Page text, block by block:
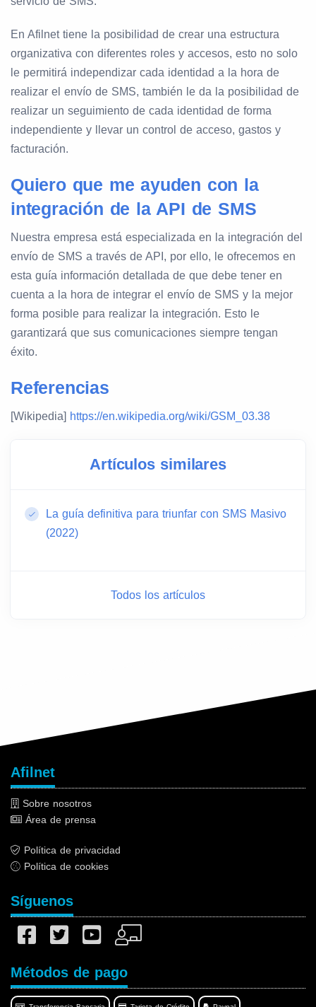
En Afilnet tiene la posibilidad de crear una estructura
organizativa con diferentes roles y accesos, esto no solo
le permitirá independizar cada identidad a la hora de
realizar el envío de SMS, también le da la posibilidad de
realizar un seguimiento de cada identidad de forma
independiente y llevar un control de acceso, gastos y
facturación.
Quiero que me ayuden con la
integración de la API de SMS
Nuestra empresa está especializada en la integración del
envío de SMS a través de API, por ello, le ofrecemos en
esta guía información detallada de que debe tener en
cuenta a la hora de integrar el envío de SMS y la mejor
forma posible para realizar la integración. Esto le
garantizará que sus comunicaciones siempre tengan
éxito.
Referencias
[Wikipedia] https://en.wikipedia.org/wiki/GSM_03.38
Artículos similares
La guía definitiva para triunfar con SMS Masivo
(2022)
Todos los artículos
Afilnet
Sobre nosotros
Área de prensa
Política de privacidad
Política de cookies
Síguenos
Métodos de pago